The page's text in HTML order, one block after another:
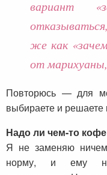
вариант
же как
от
Повторюсь — для
выбираете и решаете
Надо ли чем-то
Я не заменяю
норму, и ему не